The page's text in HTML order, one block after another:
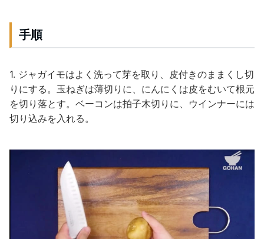
手順
1. ジャガイモはよく洗って芽を取り、皮付きのままくし切
りにする。玉ねぎは薄切りに、にんにくは皮をむいて根元
を切り落とす。ベーコンは拍子木切りに、ウインナーには
切り込みを入れる。